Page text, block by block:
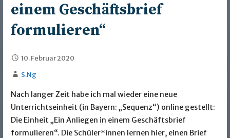
einem Geschäftsbrief
formulieren“
10. Februar 2020
S.Ng
Nach langer Zeit habe ich mal wieder eine neue
Unterrichtseinheit (in Bayern: „Sequenz“) online gestellt:
Die Einheit „Ein Anliegen in einem Geschäftsbrief
formulieren“. Die Schüler*innen lernen hier, einen Brief